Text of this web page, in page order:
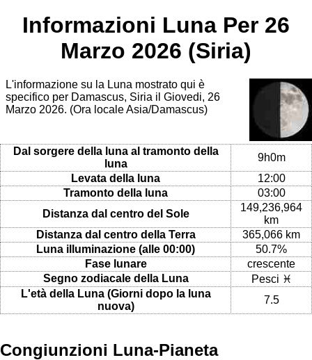
Informazioni Luna Per 26
Marzo 2026 (Siria)
L'informazione su la Luna mostrato qui è
specifico per Damascus, Siria il Giovedi, 26
Marzo 2026. (Ora locale Asia/Damascus)
Dal sorgere della luna al tramonto della
luna
9h0m
Levata della luna
12:00
Tramonto della luna
03:00
Distanza dal centro del Sole
149,236,964
km
Distanza dal centro della Terra
365,066 km
Luna illuminazione (alle 00:00)
50.7%
Fase lunare
crescente
Segno zodiacale della Luna
Pesci ♓
L'età della Luna (Giorni dopo la luna
nuova)
7.5
Congiunzioni Luna-Pianeta